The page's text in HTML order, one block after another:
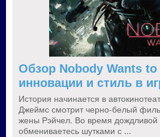
Обзор Nobody Wants to
инновации и стиль в
История начинается в
Джеймс смотрит черно-белый
жены Рэйчел. Во время дождливой
обмениваетесь шутками с ...